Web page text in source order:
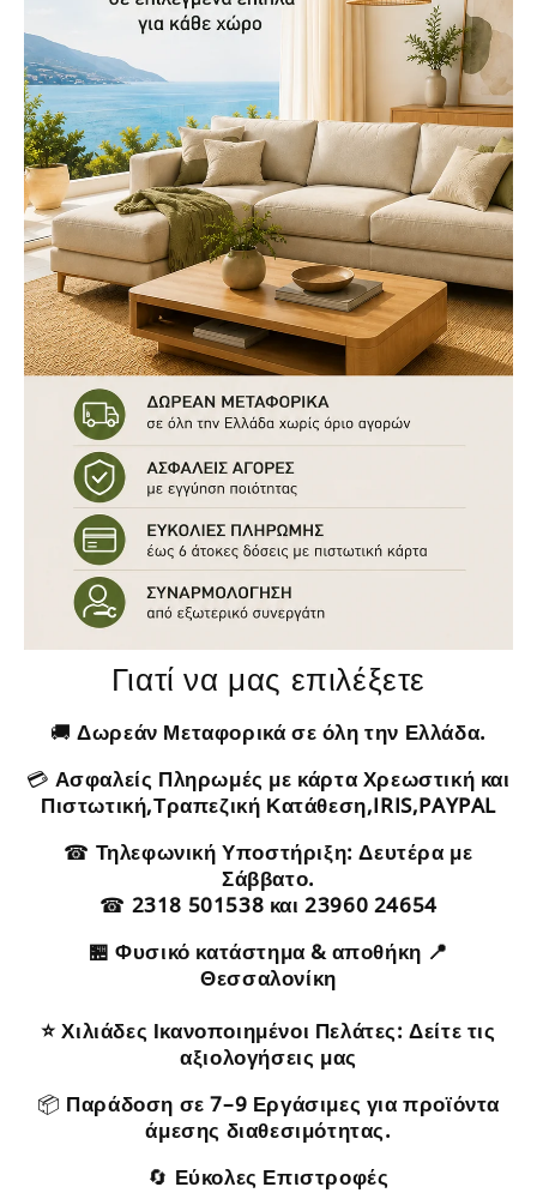
Γιατί να μας επιλέξετε
🚚Δωρεάν Μεταφορικά σε όλη την Ελλάδα.
💳 Ασφαλείς Πληρωμές με κάρτα Χρεωστική και
Πιστωτική,Τραπεζική Κατάθεση,IRIS,PAYPAL
☎ Τηλεφωνική Υποστήριξη: Δευτέρα με
Σάββατο.
☎ 2318 501538 και 23960 24654
🏪 Φυσικό κατάστημα & αποθήκη 📍
Θεσσαλονίκη
⭐ Χιλιάδες Ικανοποιημένοι Πελάτες: Δείτε τις
αξιολογήσεις μας
📦 Παράδοση σε 7–9 Εργάσιμες για προϊόντα
άμεσης διαθεσιμότητας.
🔄 Εύκολες Επιστροφές